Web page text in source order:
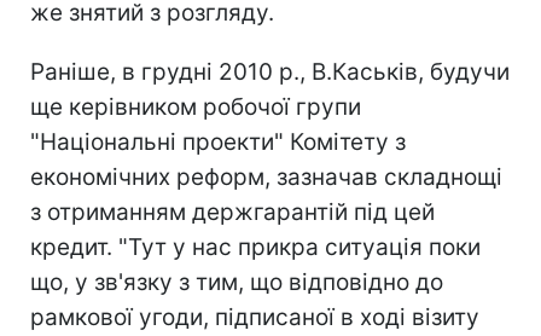
же знятий з розгляду.
Раніше, в грудні 2010 р., В.Каськів, будучи
ще керівником робочої групи
"Національні проекти" Комітету з
економічних реформ, зазначав складнощі
з отриманням держгарантій під цей
кредит. "Тут у нас прикра ситуація поки
що, у зв'язку з тим, що відповідно до
рамкової угоди, підписаної в ході візиту